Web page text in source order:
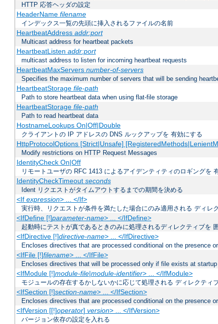
HTTP 応答ヘッダの設定
HeaderName filename
インデックス一覧の先頭に挿入されるファイルの名前
HeartbeatAddress addr:port
Multicast address for heartbeat packets
HeartbeatListen addr:port
multicast address to listen for incoming heartbeat requests
HeartbeatMaxServers number-of-servers
Specifies the maximum number of servers that will be sending
HeartbeatStorage file-path
Path to store heartbeat data when using flat-file storage
HeartbeatStorage file-path
Path to read heartbeat data
HostnameLookups On|Off|Double
クライアントの IP アドレスの DNS ルックアップを 有効にする
HttpProtocolOptions [Strict|Unsafe]
Modify restrictions on HTTP Request Messages
IdentityCheck On|Off
リモートユーザの RFC 1413 によるアイデンティティのロギングを
IdentityCheckTimeout seconds
Ident リクエストがタイムアウトするまでの期間を決める
<If expression> ... </If>
実行時、リクエストが条件を満たした場合にのみ適用される ディレ
<IfDefine [!]parameter-name> ... </IfDefine>
起動時にテストが真であるときのみに処理されるディレクティブを
<IfDirective [!]directive-name> ... </IfDirective>
Encloses directives that are processed conditional on the presence
<IfFile [!]filename> ... </IfFile>
Encloses directives that will be processed only if file exists at startup
<IfModule [!]module-file|module-identifier> ... </IfModule>
モジュールの存在するかしないかに応じて処理される ディレクティ
<IfSection [!]section-name> ... </IfSection>
Encloses directives that are processed conditional on the presence
<IfVersion [[!]operator] version> ... </IfVersion>
バージョン依存の設定を入れる